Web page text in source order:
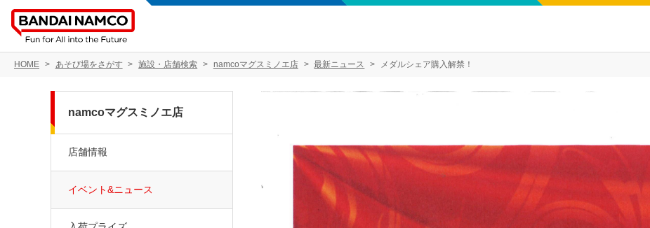
HOME あそび場をさがす 施設・店舗検索 namcoマグスミノエ店 最新ニュース メダルシェア購入解禁！
namcoマグスミノエ店
店舗情報
イベント&ニュース